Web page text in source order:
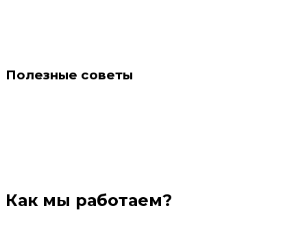
Полезные советы
Как мы работаем?